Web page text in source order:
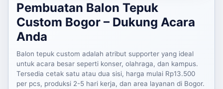
Pembuatan Balon Tepuk
Custom Bogor – Dukung Acara
Anda
Balon tepuk custom adalah atribut supporter yang ideal
untuk acara besar seperti konser, olahraga, dan kampus.
Tersedia cetak satu atau dua sisi, harga mulai Rp13.500
per pcs, produksi 2-5 hari kerja, dan area layanan di Bogor.